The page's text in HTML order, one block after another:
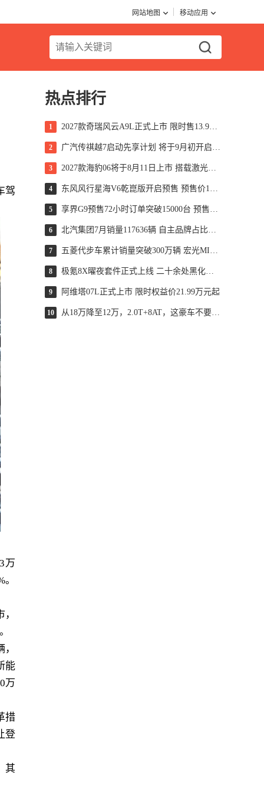
网站地图 移动应用
驾
万
能
万
措
登
其
热点排行
1 2027款奇瑞风云A9L正式上市 限时售13.99万起
2 广汽传祺越7启动先享计划 将于9月初开启预售
3 2027款海豹06将于8月11日上市 搭载激光雷达
4 东风风行星海V6乾崑版开启预售 预售价10.49万元起
5 享界G9预售72小时订单突破15000台 预售价43.98万起
6 北汽集团7月销量117636辆 自主品牌占比超70%
7 五菱代步车累计销量突破300万辆 宏光MINIEV售超195万辆
8 极氪8X曜夜套件正式上线 二十余处黑化处理
9 阿维塔07L正式上市 限时权益价21.99万元起
10 从18万降至12万，2.0T+8AT，这豪车不要面子了？